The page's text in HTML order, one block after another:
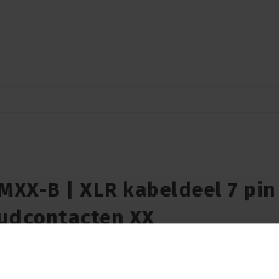
B | XLR kabeldeel 7
XX